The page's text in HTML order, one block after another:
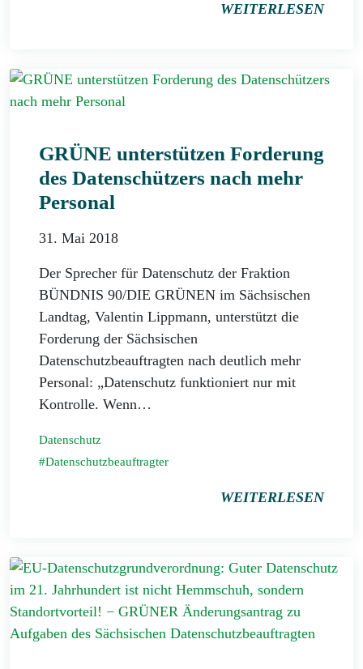
WEITERLESEN
GRÜNE unterstützen Forderung
des Datenschützers nach mehr
Personal
31. Mai 2018
Der Sprecher für Datenschutz der Fraktion
BÜNDNIS 90/DIE GRÜNEN im Sächsischen
Landtag, Valentin Lippmann, unterstützt die
Forderung der Sächsischen
Datenschutzbeauftragten nach deutlich mehr
Personal: „Datenschutz funktioniert nur mit
Kontrolle. Wenn…
Datenschutz
Datenschutzbeauftragter
WEITERLESEN